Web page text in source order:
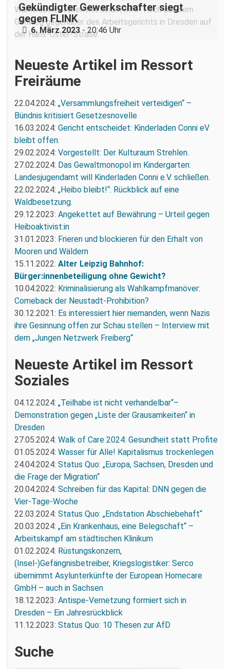
Gekündigter Gewerkschafter siegt
gegen FLINK
6. März 2023- 20:46 Uhr
Neueste Artikel im Ressort
Freiräume
22.04.2024: „Versammlungsfreiheit verteidigen“ –
Bündnis kritisiert Gesetzesnovelle
16.03.2024: Gericht entscheidet: Kinderladen Conni eV
bleibt offen.
29.02.2024: Vorgestellt: Der Kulturaum Strehlen.
27.02.2024: Das Gewaltmonopol im Kindergarten:
Landesjugendamt will Kinderladen Conni e.V. schließen.
22.02.2024: „Heibo bleibt!“: Rückblick auf eine
Waldbesetzung.
29.12.2023: Angekettet auf Bewährung – Urteil gegen
Heiboaktivist:in
31.01.2023: Frieren und blockieren für den Erhalt von
Mooren und Wäldern
15.11.2022: Alter Leipzig Bahnhof:
Bürger:innenbeteiligung ohne Gewicht?
10.04.2022: Kriminalisierung als Wahlkampfmanöver:
Comeback der Neustadt-Prohibition?
30.12.2021: Es interessiert hier niemanden, wenn Nazis
ihre Gesinnung offen zur Schau stellen – Interview mit
dem „Jungen Netzwerk Freiberg“
Neueste Artikel im Ressort
Soziales
04.12.2024: „Teilhabe ist nicht verhandelbar“–
Demonstration gegen „Liste der Grausamkeiten“ in
Dresden
27.05.2024: Walk of Care 2024: Gesundheit statt Profite
01.05.2024: Wasser für Alle! Kapitalismus trockenlegen
24.04.2024: Status Quo: „Europa, Sachsen, Dresden und
die Frage der Migration“
20.04.2024: Schreiben für das Kapital: DNN gegen die
Vier-Tage-Woche
22.03.2024: Status Quo: „Endstation Abschiebehaft“
20.03.2024: „Ein Krankenhaus, eine Belegschaft“ –
Arbeitskampf am städtischen Klinikum
01.02.2024: Rüstungskonzern,
(Insel-)Gefängnisbetreiber, Kriegslogistiker: Serco
übernimmt Asylunterkünfte der European Homecare
GmbH – auch in Sachsen
18.12.2023: Antispe-Vernetzung formiert sich in
Dresden – Ein Jahresrückblick
11.12.2023: Status Quo: 10 Thesen zur AfD
Suche